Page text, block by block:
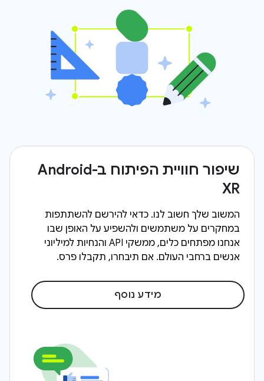
שיפור חוויית הפיתוח ב-Android
XR
המשוב שלך חשוב לנו. כדאי להירשם להשתתפות
במחקרים על משתמשים ולהשפיע על האופן שבו
אנחנו מפתחים כלים, ממשקי API והנחיות למיליוני
אנשים ברחבי העולם. אם תיבחרו, תקבלו פרס.
מידע נוסף